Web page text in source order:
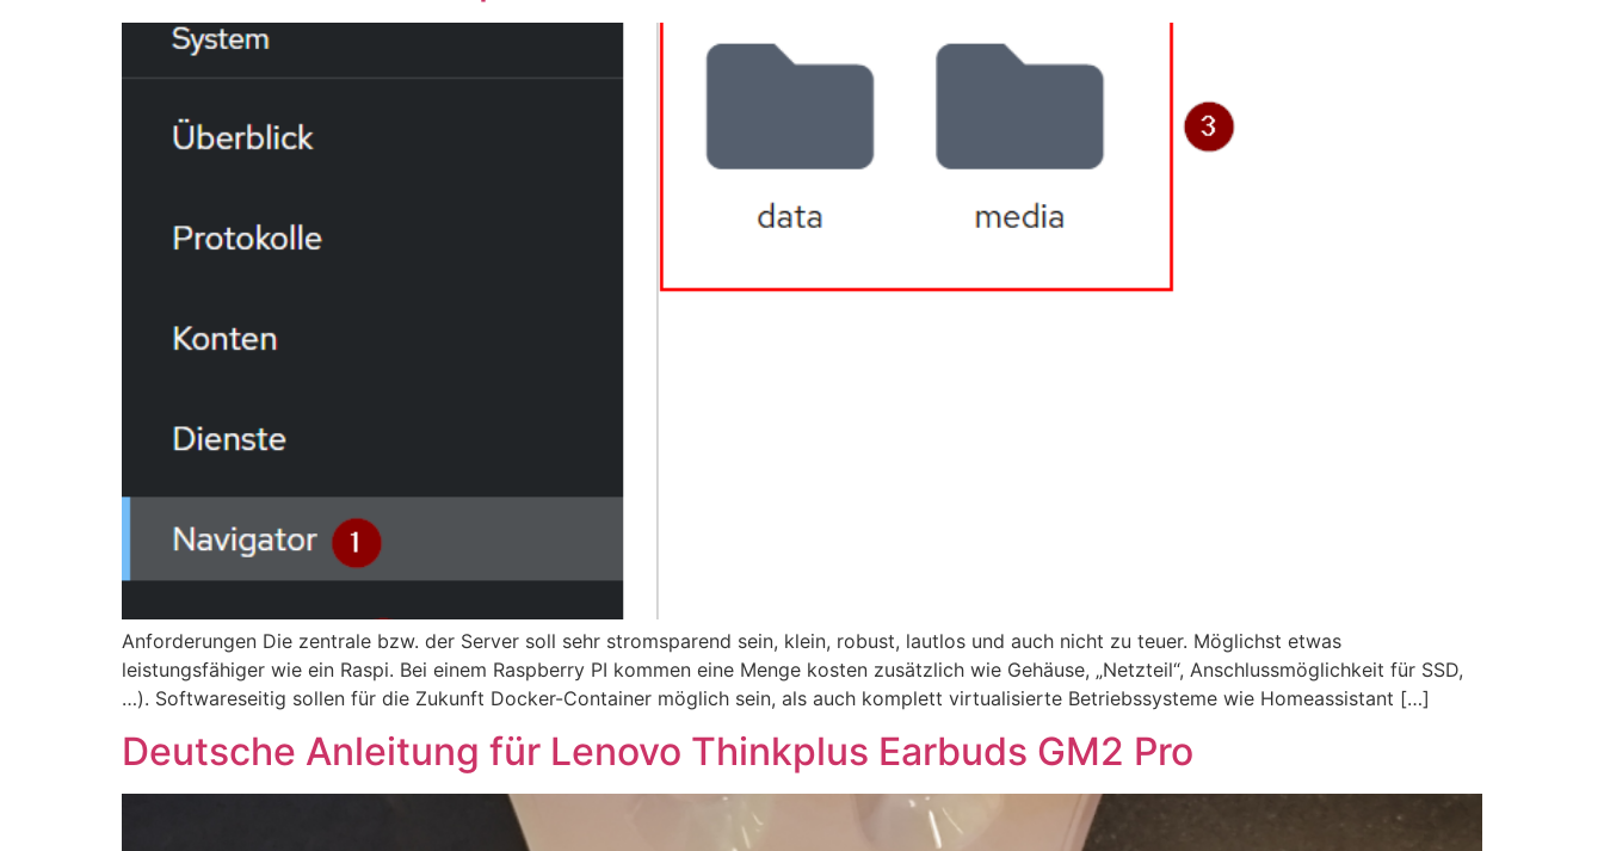
Anforderungen Die zentrale bzw. der Server soll sehr stromsparend sein, klein, robust, lautlos und auch nicht zu teuer. Möglichst etwas
leistungsfähiger wie ein Raspi. Bei einem Raspberry PI kommen eine Menge kosten zusätzlich wie Gehäuse, „Netzteil“, Anschlussmöglichkeit für SSD,
…). Softwareseitig sollen für die Zukunft Docker-Container möglich sein, als auch komplett virtualisierte Betriebssysteme wie Homeassistant […]
Deutsche Anleitung für Lenovo Thinkplus Earbuds GM2 Pro